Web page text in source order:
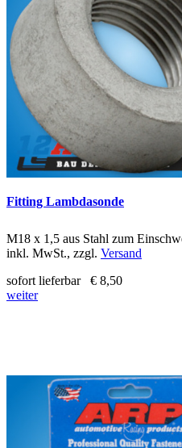
Fitting Lambdasonde
M18 x 1,5 aus Stahl zum
inkl. MwSt., zzgl. Versand
sofort lieferbar
€ 8,50
weiter